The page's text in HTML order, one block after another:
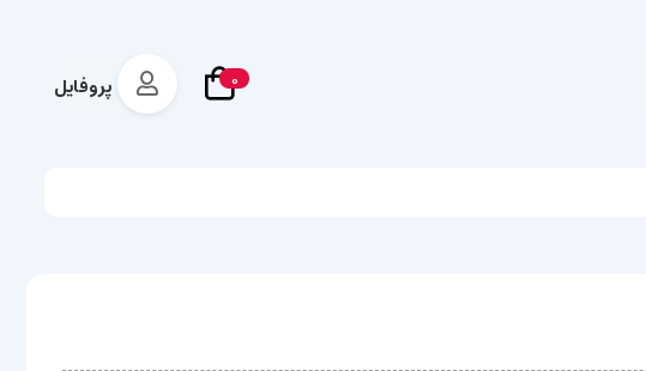
0 پروفایل